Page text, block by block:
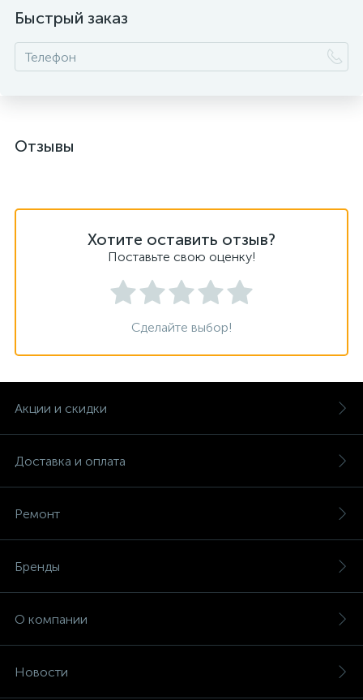
Быстрый заказ
Отзывы
Хотите оставить отзыв?
Поставьте свою оценку!
Сделайте выбор!
Акции и скидки
Доставка и оплата
Ремонт
Бренды
О компании
Новости